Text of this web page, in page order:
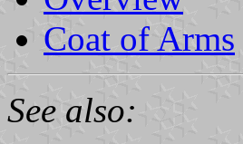
Coat of Arms
See also: